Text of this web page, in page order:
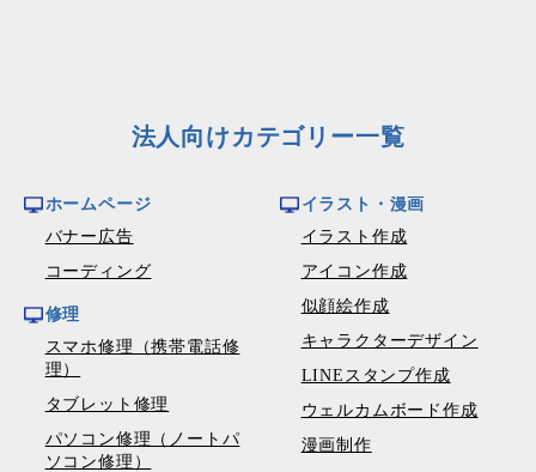
法人向けカテゴリー一覧
ホームページ
バナー広告
コーディング
修理
スマホ修理（携帯電話修
理）
タブレット修理
パソコン修理（ノートパ
ソコン修理）
イラスト・漫画
イラスト作成
アイコン作成
似顔絵作成
キャラクターデザイン
LINEスタンプ作成
ウェルカムボード作成
漫画制作